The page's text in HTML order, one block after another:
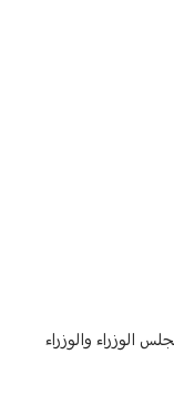
الوزراء والوزراء